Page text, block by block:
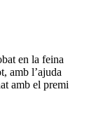
en la feina
amb l’ajuda
amb el premi